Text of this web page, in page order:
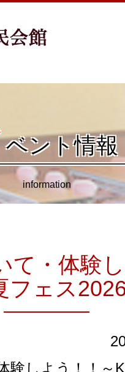
ベント情報
information
て・体験
フェス
験しよう！！～